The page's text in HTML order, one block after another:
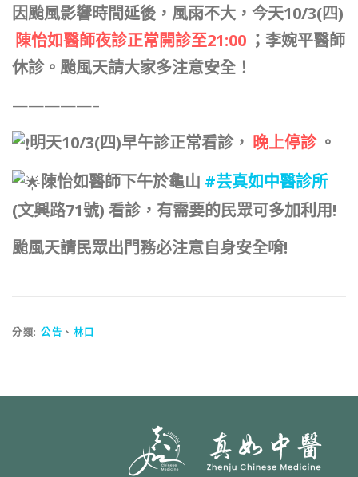
因颱風影響時間延後，風雨不大，今天10/3(四)
陳怡如醫師夜診正常開診至21:00 ；李婉平醫師
休診。颱風天請大家多注意安全！
—————–
明天10/3(四)早午診正常看診， 晚上停診 。
陳怡如醫師下午於龜山 #芸真如中醫診所
(文興路71號) 看診，有需要的民眾可多加利用!
颱風天請民眾出門務必注意自身安全唷!
分類: 公告 、 林口